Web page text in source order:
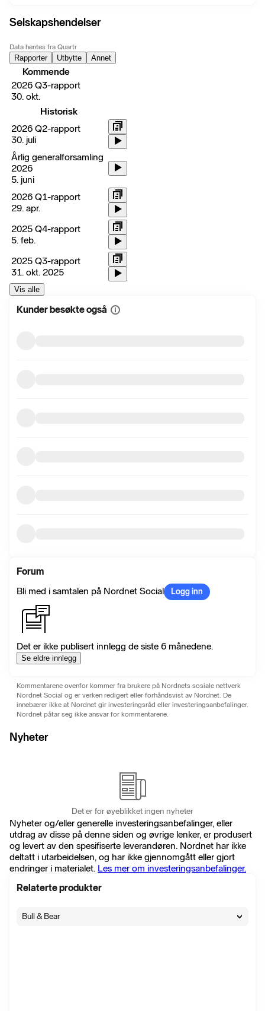
Selskapshendelser
Data hentes fra Quartr
Rapporter Utbytte Annet
Kommende
2026 Q3-rapport
30. okt.
Historisk
2026 Q2-rapport
30. juli
Årlig generalforsamling
2026
5. juni
2026 Q1-rapport
29. apr.
2025 Q4-rapport
5. feb.
2025 Q3-rapport
31. okt. 2025
Vis alle
Kunder besøkte også Vis
Forum
Bli med i samtalen på Nordnet Social
Logg inn
Det er ikke publisert innlegg de siste 6 månedene.
Se eldre innlegg
Kommentarene ovenfor kommer fra brukere på Nordnets sosiale nettverk
Nordnet Social og er verken redigert eller forhåndsvist av Nordnet. De
innebærer ikke at Nordnet gir investeringsråd eller investeringsanbefalinger.
Nordnet påtar seg ikke ansvar for kommentarene.
Nyheter
Det er for øyeblikket ingen nyheter
Nyheter og/eller generelle investeringsanbefalinger, eller
utdrag av disse på denne siden og øvrige lenker, er produsert
og levert av den spesifiserte leverandøren. Nordnet har ikke
deltatt i utarbeidelsen, og har ikke gjennomgått eller gjort
endringer i materialet. Les mer om investeringsanbefalinger.
Relaterte produkter
Bull & Bear